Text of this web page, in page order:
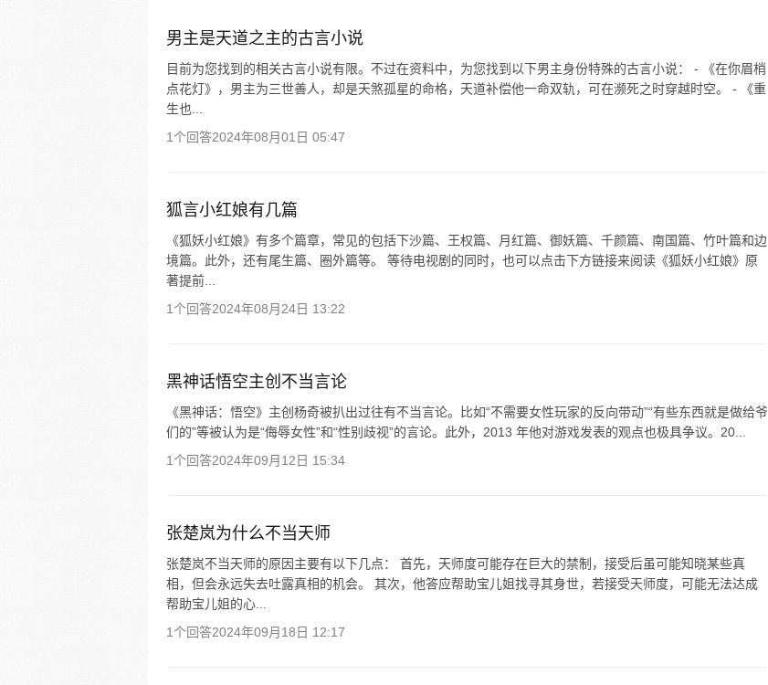
男主是天道之主的古言小说
目前为您找到的相关古言小说有限。不过在资料中，为您找到以下男主身份特殊的古言小说： - 《在你眉梢
点花灯》，男主为三世善人，却是天煞孤星的命格，天道补偿他一命双轨，可在濒死之时穿越时空。 - 《重
生也...
1个回答2024年08月01日 05:47
狐言小红娘有几篇
《狐妖小红娘》有多个篇章，常见的包括下沙篇、王权篇、月红篇、御妖篇、千颜篇、南国篇、竹叶篇和边
境篇。此外，还有尾生篇、圈外篇等。 等待电视剧的同时，也可以点击下方链接来阅读《狐妖小红娘》原
著提前...
1个回答2024年08月24日 13:22
黑神话悟空主创不当言论
《黑神话：悟空》主创杨奇被扒出过往有不当言论。比如“不需要女性玩家的反向带动”“有些东西就是做给爷
们的”等被认为是“侮辱女性”和“性别歧视”的言论。此外，2013 年他对游戏发表的观点也极具争议。20...
1个回答2024年09月12日 15:34
张楚岚为什么不当天师
张楚岚不当天师的原因主要有以下几点： 首先，天师度可能存在巨大的禁制，接受后虽可能知晓某些真
相，但会永远失去吐露真相的机会。 其次，他答应帮助宝儿姐找寻其身世，若接受天师度，可能无法达成
帮助宝儿姐的心...
1个回答2024年09月18日 12:17